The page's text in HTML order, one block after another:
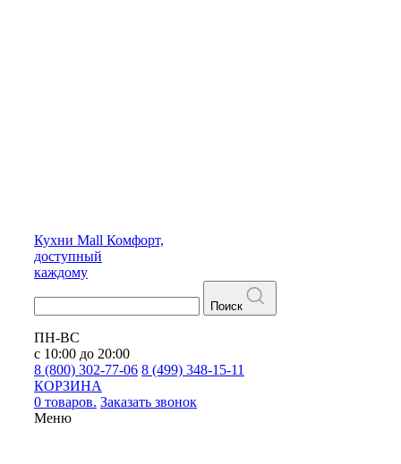
Кухни Mall Комфорт,
доступный
каждому
Поиск
ПН-ВС
с 10:00 до 20:00
8 (800) 302-77-06 8 (499) 348-15-11
КОРЗИНА
0 товаров. Заказать звонок
Меню